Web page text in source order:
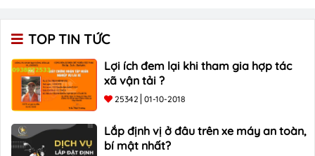
TOP TIN TỨC
Lợi ích đem lại khi tham gia hợp tác
xã vận tải ?
25342 01-10-2018
Lắp định vị ở đâu trên xe máy an toàn,
bí mật nhất?